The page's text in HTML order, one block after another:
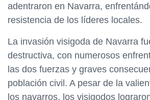
adentraron en Navarra,
resistencia de los líderes locales.
La invasión visigoda de Navarra
destructiva, con numerosos
las dos fuerzas y graves
población civil. A pesar de la
los navarros, los visigodos